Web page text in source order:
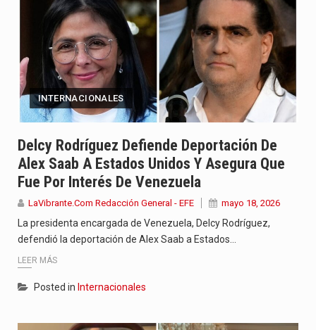
INTERNACIONALES
Delcy Rodríguez Defiende Deportación De
Alex Saab A Estados Unidos Y Asegura Que
Fue Por Interés De Venezuela
LaVibrante.Com Redacción General - EFE mayo 18, 2026
La presidenta encargada de Venezuela, Delcy Rodríguez,
defendió la deportación de Alex Saab a Estados…
LEER MÁS
Posted in Internacionales